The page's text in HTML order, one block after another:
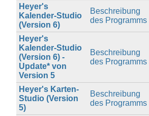
Heyer's
Kalender-Studio
(Version 6)
Beschreibung
des Programms
Heyer's
Kalender-Studio
(Version 6) -
Update* von
Version 5
Beschreibung
des Programms
Heyer's Karten-
Studio (Version
5)
Beschreibung
des Programms